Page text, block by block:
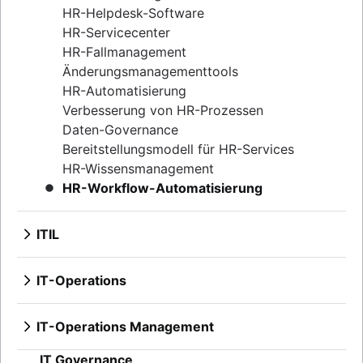
Compliance Management Software
Compliance Management Software
HR-Helpdesk-Software
HR-Servicecenter
HR-Fallmanagement
Änderungsmanagementtools
HR-Automatisierung
Verbesserung von HR-Prozessen
Daten-Governance
Bereitstellungsmodell für HR-Services
HR-Wissensmanagement
HR-Workflow-Automatisierung
ITIL
Überblick
DevOps vs. ITIL
Leitfaden zur ITIL-Servicestrategie
Kontinuierliche Serviceverbesserung
IT-Operations
Überblick
IT-Infrastrukturmanagement
Netzwerkinfrastruktur
IT-Operations Management
Überblick
IT Governance